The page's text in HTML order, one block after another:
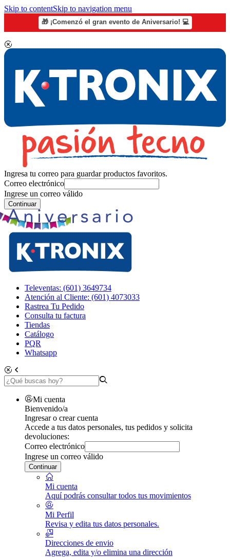
Skip to contentSkip to navigation menu
🎁 ¡Comenzó el gran evento de Aniversario! 💻
Ingresa tu correo para guardar productos favoritos.
Correo electrónico
Ingrese un correo válido
Continuar
Televentas: (601) 3649734
Atención al Cliente: (601) 4073033
Rastrea Tu Pedido
Consulta tu factura
Tiendas
Catálogo
PQR
Whatsapp
Mi cuenta
Bienvenido/a
Ingresar o crear cuenta
Accede a tus datos personales, tus pedidos y solicita
devoluciones:
Correo electrónico
Ingrese un correo válido
Continuar
Mi cuenta
Aquí podrás consultar todos tus movimientos
Mi Perfil
Revisa y edita tus datos personales.
Direcciones de envio
Agrega, edita y/o elimina una dirección